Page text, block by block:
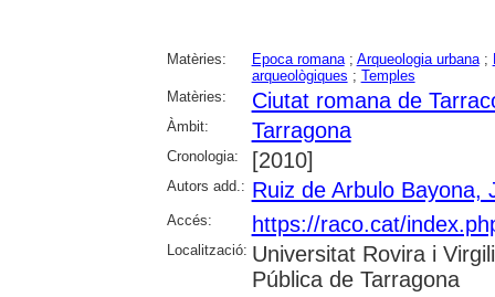
Matèries: Epoca romana; Arqueologia urbana;
arqueològiques ; Temples
Matèries:
Ciutat romana de
Àmbit: Tarragona
Cronologia: [2010]
Autors add.: Ruiz de Arbulo Bayona,
Accés: https://raco.cat/
Localització: Universitat Rovira i
Pública de Tarragona